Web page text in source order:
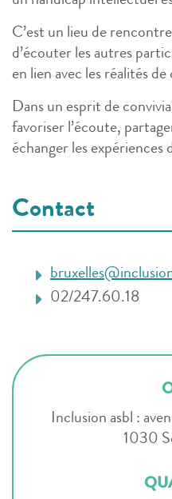
C’est un lieu de
d’écouter les autres
en lien avec les réalités de
Dans un esprit de
favoriser l’écoute,
échanger les expériences
Contact
02/247.60.18
Inclusion asbl :
1030